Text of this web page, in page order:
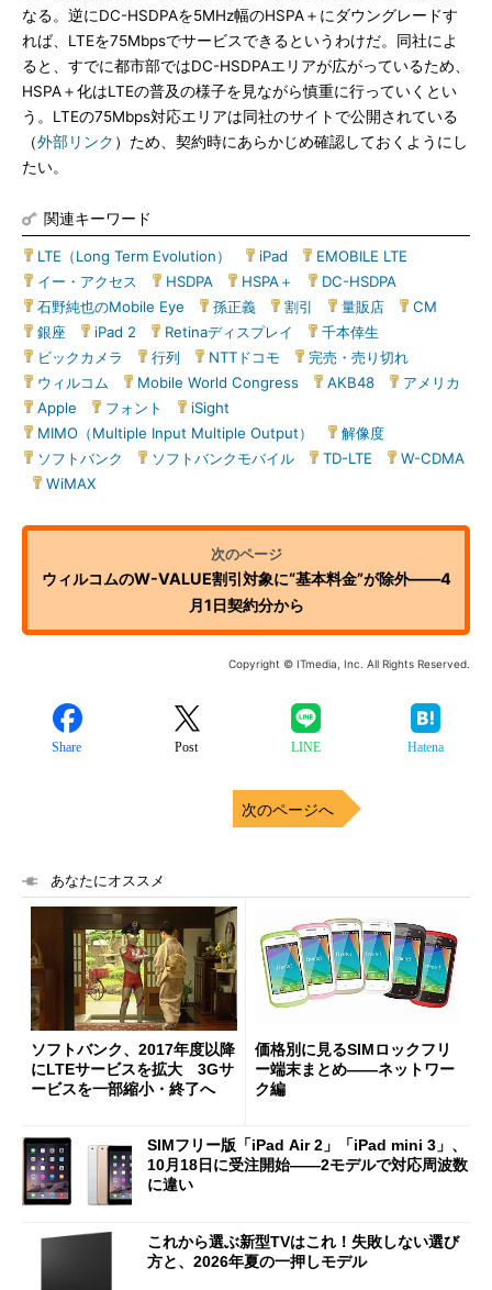
なる。逆にDC-HSDPAを5MHz幅のHSPA＋にダウングレードす
れば、LTEを75Mbpsでサービスできるというわけだ。同社によ
ると、すでに都市部ではDC-HSDPAエリアが広がっているため、
HSPA＋化はLTEの普及の様子を見ながら慎重に行っていくとい
う。LTEの75Mbps対応エリアは同社のサイトで公開されている
（外部リンク ）ため、契約時にあらかじめ確認しておくようにし
たい。
関連キーワード
LTE（Long Term Evolution） iPad EMOBILE LTE
イー・アクセス
HSDPA HSPA＋ DC-HSDPA
石野純也のMobile Eye
孫正義 割引 量販店 CM
銀座
iPad 2 Retinaディスプレイ 千本倖生
ビックカメラ
行列 NTTドコモ 完売・売り切れ
ウィルコム
Mobile World Congress AKB48 アメリカ
Apple
フォント iSight
MIMO（Multiple Input Multiple Output）
解像度
ソフトバンク
ソフトバンクモバイル TD-LTE
W-CDMA
WiMAX
ウィルコムのW-VALUE割引対象に“基本料金”が除外――4
月1日契約分から
Copyright © ITmedia, Inc. All Rights Reserved.
Share Post LINE Hatena
次のページへ
あなたにオススメ
ソフトバンク、2017年度以降
にLTEサービスを拡大 3Gサ
ービスを一部縮小・終了へ
価格別に見るSIMロックフリ
ー端末まとめ――ネットワー
ク編
SIMフリー版「iPad Air 2」「iPad mini 3」、
10月18日に受注開始――2モデルで対応周波数
に違い
これから選ぶ新型TVはこれ！失敗しない選び
方と、2026年夏の一押しモデル